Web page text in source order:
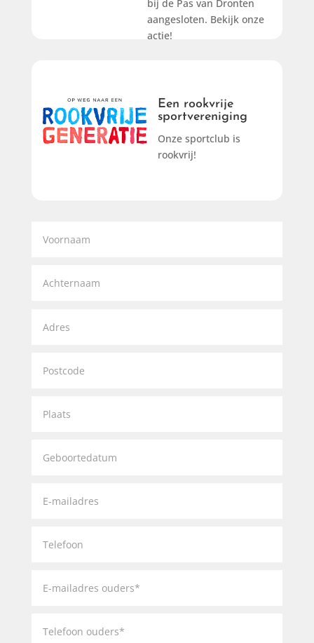
bij de Pas van Dronten
aangesloten. Bekijk onze
actie!
Een rookvrije
sportvereniging
Onze sportclub is
rookvrij!
Een rookvrije
sportvereiniging